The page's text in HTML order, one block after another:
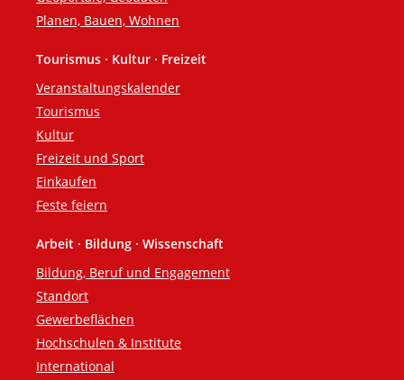
Planen, Bauen, Wohnen
Tourismus · Kultur · Freizeit
Veranstaltungskalender
Tourismus
Kultur
Freizeit und Sport
Einkaufen
Feste feiern
Arbeit · Bildung · Wissenschaft
Bildung, Beruf und Engagement
Standort
Gewerbeflächen
Hochschulen & Institute
International